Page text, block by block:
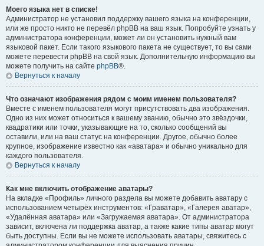
Моего языка нет в списке!
Администратор не установил поддержку вашего языка на конференции,
или же просто никто не перевёл phpBB на ваш язык. Попробуйте узнать у
администратора конференции, может ли он установить нужный вам
языковой пакет. Если такого языкового пакета не существует, то вы сами
можете перевести phpBB на свой язык. Дополнительную информацию вы
можете получить на сайте phpBB®.
Вернуться к началу
Что означают изображения рядом с моим именем пользователя?
Вместе с именем пользователя могут присутствовать два изображения.
Одно из них может относиться к вашему званию, обычно это звёздочки,
квадратики или точки, указывающие на то, сколько сообщений вы
оставили, или на ваш статус на конференции. Другое, обычно более
крупное, изображение известно как «аватара» и обычно уникально для
каждого пользователя.
Вернуться к началу
Как мне включить отображение аватары?
На вкладке «Профиль» личного раздела вы можете добавить аватару с
использованием четырёх инструментов: «Граватар», «Галерея аватар»,
«Удалённая аватара» или «Загружаемая аватара». От администратора
зависит, включена ли поддержка аватар, а также какие типы аватар могут
быть доступны. Если вы не можете использовать аватары, свяжитесь с